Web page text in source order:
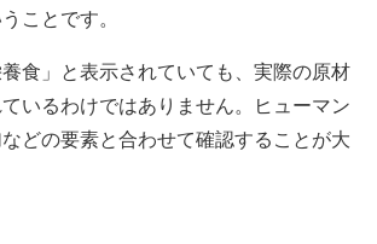
ことです。
食」と表示されていても、実際の原材
いるわけではありません。ヒューマン
どの要素と合わせて確認することが大